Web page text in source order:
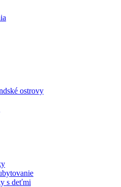
ostrovy
s deťmi